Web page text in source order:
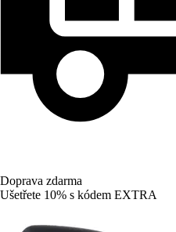
Doprava zdarma
Ušetřete 10% s kódem EXTRA